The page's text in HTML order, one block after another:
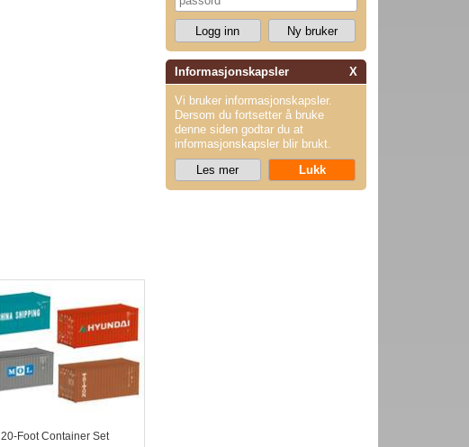
20-Foot Container Set
Informasjonskapsler X
Vi bruker informasjonskapsler.
Dersom du fortsetter å bruke
denne siden godtar du at
informasjonskapsler blir brukt.